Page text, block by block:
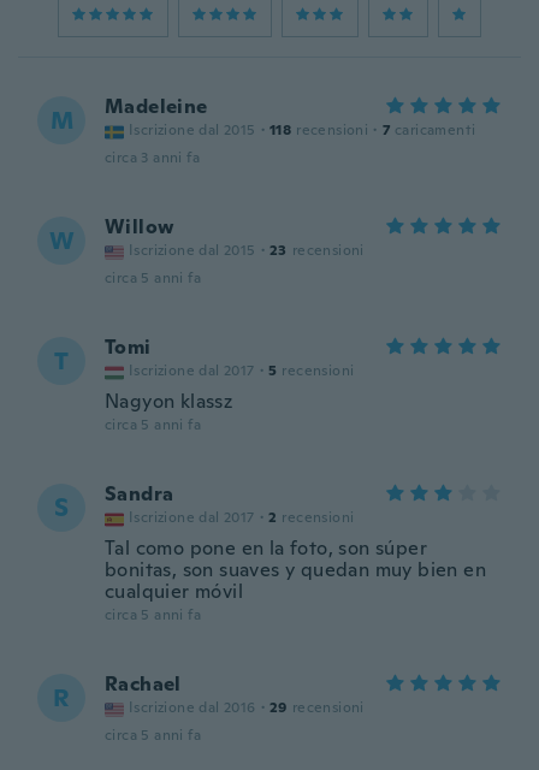
M Madeleine
Iscrizione dal 2015 · 118 recensioni · 7 caricamenti
circa 3 anni fa
W Willow
Iscrizione dal 2015 · 23 recensioni
circa 5 anni fa
T Tomi
Iscrizione dal 2017 · 5 recensioni
Nagyon klassz
circa 5 anni fa
S Sandra
Iscrizione dal 2017 · 2 recensioni
Tal como pone en la foto, son súper
bonitas, son suaves y quedan muy bien en
cualquier móvil
circa 5 anni fa
R Rachael
Iscrizione dal 2016 · 29 recensioni
circa 5 anni fa